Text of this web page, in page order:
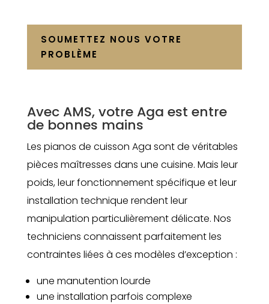
SOUMETTEZ NOUS VOTRE
PROBLÈME
Avec AMS, votre Aga est entre
de bonnes mains
Les pianos de cuisson Aga sont de véritables
pièces maîtresses dans une cuisine. Mais leur
poids, leur fonctionnement spécifique et leur
installation technique rendent leur
manipulation particulièrement délicate. Nos
techniciens connaissent parfaitement les
contraintes liées à ces modèles d’exception :
une manutention lourde
une installation parfois complexe